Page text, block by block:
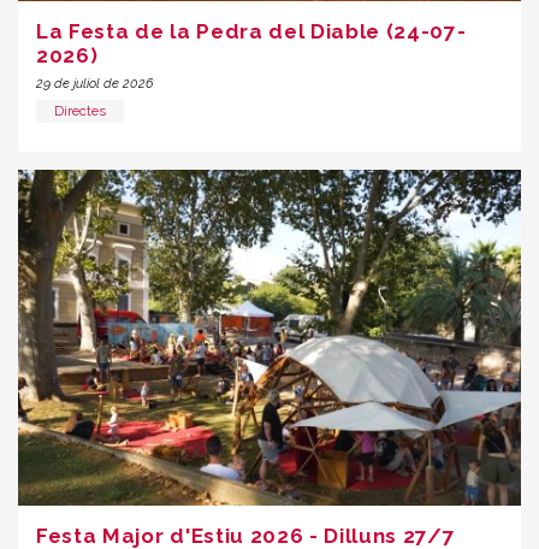
La Festa de la Pedra del Diable (24-07-
2026)
29 de juliol de 2026
Directes
Festa Major d'Estiu 2026 - Dilluns 27/7